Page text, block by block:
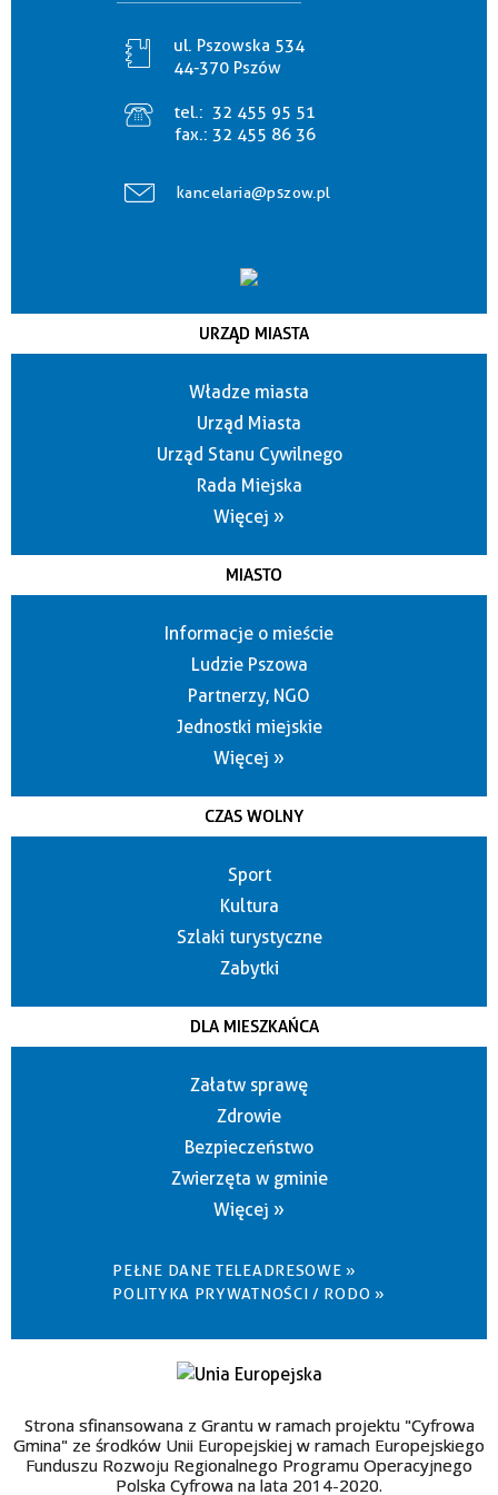
ul. Pszowska 534
44-370 Pszów
tel.: 32 455 95 51
fax.: 32 455 86 36
kancelaria@pszow.pl
URZĄD MIASTA
Władze miasta
Urząd Miasta
Urząd Stanu Cywilnego
Rada Miejska
Więcej »
MIASTO
Informacje o mieście
Ludzie Pszowa
Partnerzy, NGO
Jednostki miejskie
Więcej »
CZAS WOLNY
Sport
Kultura
Szlaki turystyczne
Zabytki
DLA MIESZKAŃCA
Załatw sprawę
Zdrowie
Bezpieczeństwo
Zwierzęta w gminie
Więcej »
PEŁNE DANE TELEADRESOWE »
POLITYKA PRYWATNOŚCI / RODO »
Strona sfinansowana z Grantu w ramach projektu "Cyfrowa
Gmina" ze środków Unii Europejskiej w ramach Europejskiego
Funduszu Rozwoju Regionalnego Programu Operacyjnego
Polska Cyfrowa na lata 2014-2020.